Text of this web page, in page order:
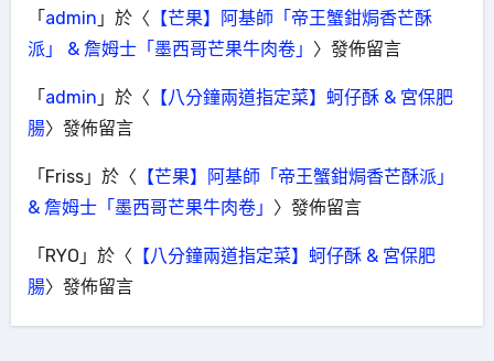
「admin 」於〈 【芒果】阿基師「帝王蟹鉗焗香芒酥
派」 & 詹姆士「墨西哥芒果牛肉卷」 〉發佈留言
「admin 」於〈 【八分鐘兩道指定菜】蚵仔酥 & 宮保肥
腸〉發佈留言
「Friss」於〈 【芒果】阿基師「帝王蟹鉗焗香芒酥派」
& 詹姆士「墨西哥芒果牛肉卷」 〉發佈留言
「RYO 」於〈 【八分鐘兩道指定菜】蚵仔酥 & 宮保肥
腸〉發佈留言